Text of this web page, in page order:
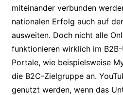
miteinander verbunden
nationalen Erfolg auch auf
ausweiten. Doch nicht alle
funktionieren wirklich im
Portale, wie beispielsweise
die B2C-Zielgruppe an.
genutzt werden, wenn das